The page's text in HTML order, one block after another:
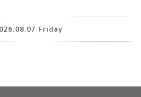
Friday